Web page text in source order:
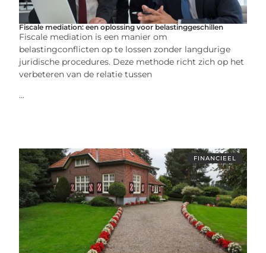
Fiscale mediation: een oplossing voor belastinggeschillen
Fiscale mediation is een manier om
belastingconflicten op te lossen zonder langdurige
juridische procedures. Deze methode richt zich op het
verbeteren van de relatie tussen
...
FINANCIEEL